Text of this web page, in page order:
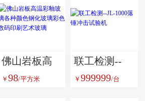
佛山岩板高
温彩釉玻璃
￥ 98/平方米
联工检测--
JL-1000落锤
￥ 999999/台